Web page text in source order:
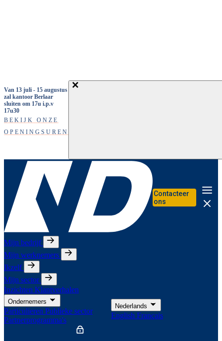
Van 13 juli - 15 augustus
zal kantoor Berlaar
sluiten om 17u i.p.v
17u30
BEKIJK ONZE
OPENINGSUREN
Contacteer
ons
Mijn bedrijf
Mijn werknemers
Ikzelf
Mijn sector
Inzichten Klantverhalen
Ondernemers
Particulieren Publieke sector
Partnerprogramma's
Nederlands
English Français